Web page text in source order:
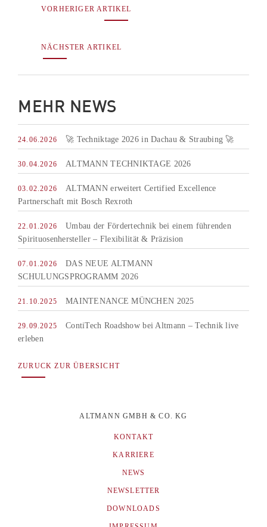
VORHERIGER ARTIKEL
NÄCHSTER ARTIKEL
MEHR NEWS
24.06.2026 🚀 Techniktage 2026 in Dachau & Straubing 🚀
30.04.2026 ALTMANN TECHNIKTAGE 2026
03.02.2026
ALTMANN erweitert Certified Excellence
Partnerschaft mit Bosch Rexroth
22.01.2026
Umbau der Fördertechnik bei einem führenden
Spirituosenhersteller – Flexibilität & Präzision
07.01.2026
DAS NEUE ALTMANN
SCHULUNGSPROGRAMM 2026
21.10.2025 MAINTENANCE MÜNCHEN 2025
29.09.2025
ContiTech Roadshow bei Altmann – Technik live
erleben
ZURUCK ZUR ÜBERSICHT
ALTMANN GMBH & CO. KG
KONTAKT
KARRIERE
NEWS
NEWSLETTER
DOWNLOADS